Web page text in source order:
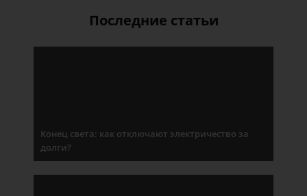
Последние статьи
Конец света: как отключают электричество за
долги?